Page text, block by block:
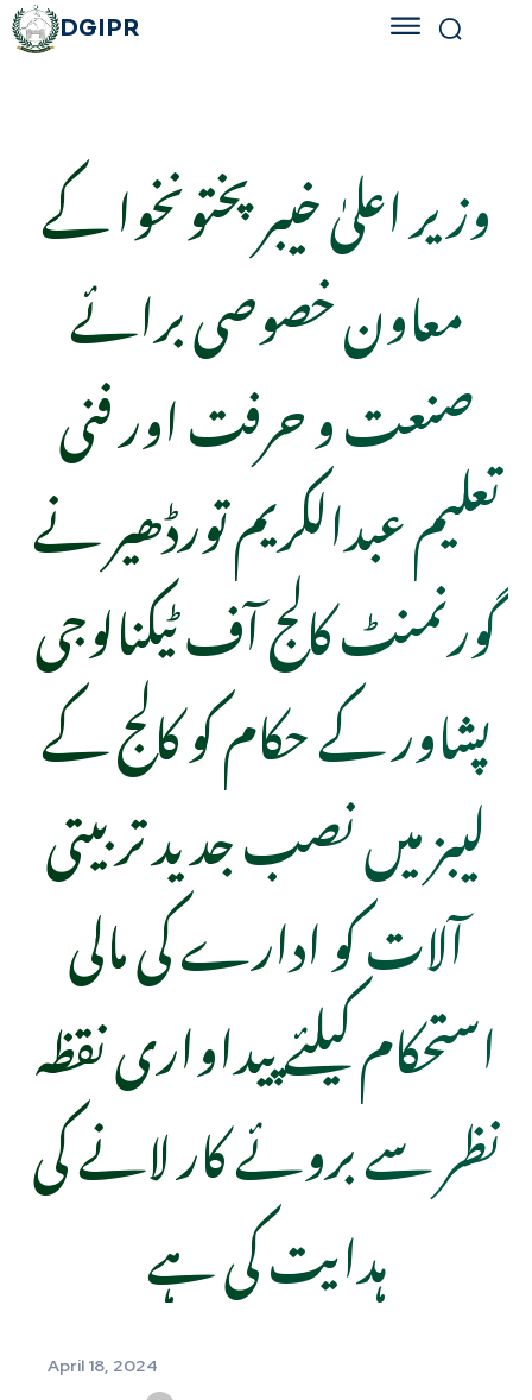
DGIPR
وزیر اعلیٰ خیبر پختونخوا کے
معاون خصوصی برائے
صنعت و حرفت اور فنی
تعلیم عبدالکریم تورڈھیر نے
گورنمنٹ کالج آف ٹیکنالوجی
پشاور کے حکام کو کالج کے
لیبز میں نصب جدید تربیتی
آلات کو ادارے کی مالی
استحکام کیلئے پیداواری نقظہ
نظر سے بروئے کار لانے کی
ہدایت کی ہے
April 18, 2024